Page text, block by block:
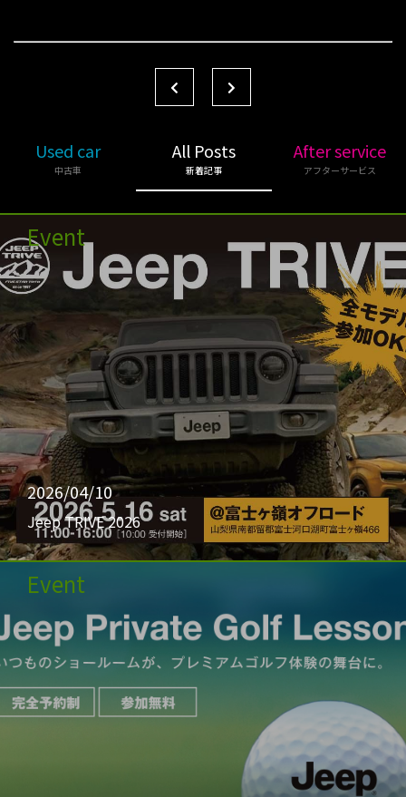
Used car
中古車
All Posts
新着記事
After service
アフターサービス
Event
2026/04/10
Jeep TRIVE 2026
Event